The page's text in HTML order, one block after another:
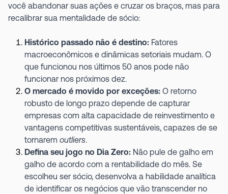
você abandonar suas ações e cruzar os braços, mas para
recalibrar sua mentalidade de sócio:
Histórico passado não é destino: Fatores
macroeconômicos e dinâmicas setoriais mudam. O
que funcionou nos últimos 50 anos pode não
funcionar nos próximos dez.
O mercado é movido por exceções: O retorno
robusto de longo prazo depende de capturar
empresas com alta capacidade de reinvestimento e
vantagens competitivas sustentáveis, capazes de se
tornarem outliers.
Defina seu jogo no Dia Zero: Não pule de galho em
galho de acordo com a rentabilidade do mês. Se
escolheu ser sócio, desenvolva a habilidade analítica
de identificar os negócios que vão transcender no